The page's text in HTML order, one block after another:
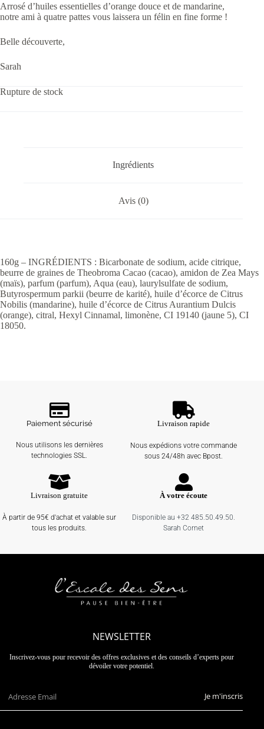
Arrosé d’huiles essentielles d’orange douce et de mandarine,
notre ami à quatre pattes vous laissera un félin en fine forme !
Belle découverte,
Sarah
Rupture de stock
Ingrédients
Avis (0)
160g – INGRÉDIENTS : Bicarbonate de sodium, acide citrique,
beurre de graines de Theobroma Cacao (cacao), amidon de Zea Mays
(maïs), parfum (parfum), Aqua (eau), laurylsulfate de sodium,
Butyrospermum parkii (beurre de karité), huile d’écorce de Citrus
Nobilis (mandarine), huile d’écorce de Citrus Aurantium Dulcis
(orange), citral, Hexyl Cinnamal, limonène, CI 19140 (jaune 5), CI
18050.
Paiement sécurisé
Nous utilisons les dernières
technologies SSL.
Livraison rapide
Nous expédions votre commande
sous 24/48h avec Bpost.
Livraison gratuite
À partir de 95€ d'achat et valable sur
tous les produits.
À votre écoute
Disponible au +32 485.50.49.50.
Sarah Cornet
NEWSLETTER
Inscrivez-vous pour recevoir des offres exclusives et des conseils d’experts pour
dévoiler votre potentiel.
Je m'inscris